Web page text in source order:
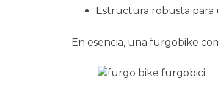
Estructura robusta para
En esencia, una furgobike